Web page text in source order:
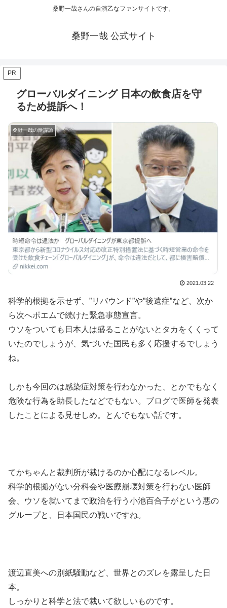
桑野一哉さんの自演乙なファンサイトです。
桑野一哉 公式サイト
PR
グローバルダイニング 日本の飲食店を守
るため提訴へ！
桑野一哉の陰謀論
2021.03.22
科学的根拠を示せず、”リバウンド”や”後遺症”など、次か
ら次へポエムで続けた緊急事態宣言。
ウソをついても日本人は盛ることがないとタカをくくって
いたのでしょうが、気づいた国民も多く応援するでしょう
ね。
しかも今回のは感染症対策を行わなかった、とかでもなく
危険な行為を助長したなどでもない。ブログで医師を発表
したことによる見せしめ。とんでもない話です。
てかちゃんと裁判所が裁けるのか心配になるレベル。
科学的根拠がない分科会や医療崩壊対策を行わない医師
会、ウソを就いてまで政治を行う小池百合子がという悪の
グループと、日本国民の戦いですね。
渡辺直美への別紙騒動など、世界とのズレを露呈した日
本。
しっかりと科学と法で裁いて欲しいものです。